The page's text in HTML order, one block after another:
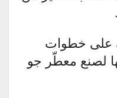
على خطوات
لصنع معطّر جو